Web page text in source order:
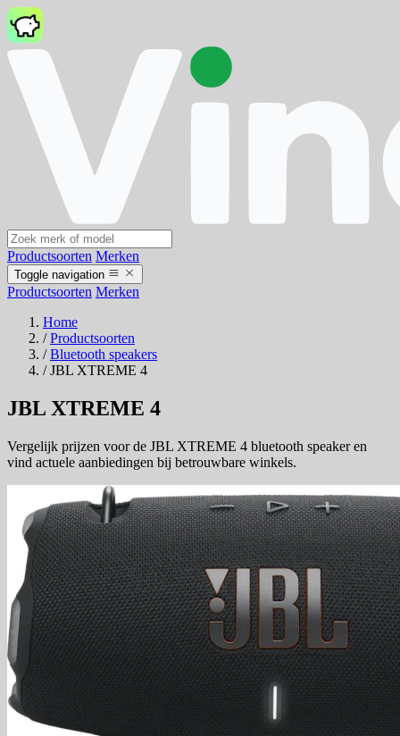
Productsoorten Merken
Toggle navigation
Productsoorten Merken
Home
/ Productsoorten
/ Bluetooth speakers
/ JBL XTREME 4
JBL XTREME 4
Vergelijk prijzen voor de JBL XTREME 4 bluetooth speaker en
vind actuele aanbiedingen bij betrouwbare winkels.